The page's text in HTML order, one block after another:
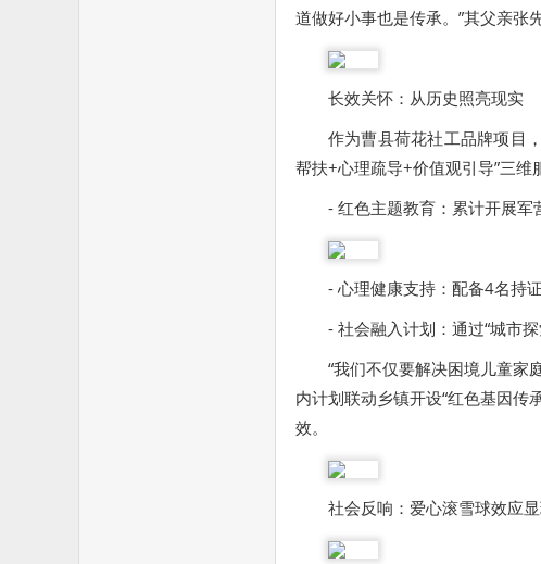
道做好小事也是传承。”其父亲张
长效关怀：从历史照亮现实
作为曹县荷花社工品牌项目
帮扶+心理疏导+价值观引导”三维
- 红色主题教育：累计开展
- 心理健康支持：配备4名持
- 社会融入计划：通过“城市
“我们不仅要解决困境儿童家
内计划联动乡镇开设“红色基因传
效。
社会反响：爱心滚雪球效应